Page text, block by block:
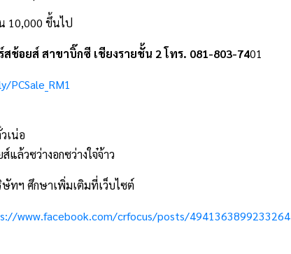
10,000 ขึ้นไป
สช้อยส์ สาขาบิ๊กซี เชียงรายชั้น 2 โทร. 081-803-7401
เน่อ
แล้วซว่างอกซว่างใจ๋จ้าว
ทฯ ศึกษาเพิ่มเติมที่เว็บไซต์
www.facebook.com/crfocus/posts/4941363899233264